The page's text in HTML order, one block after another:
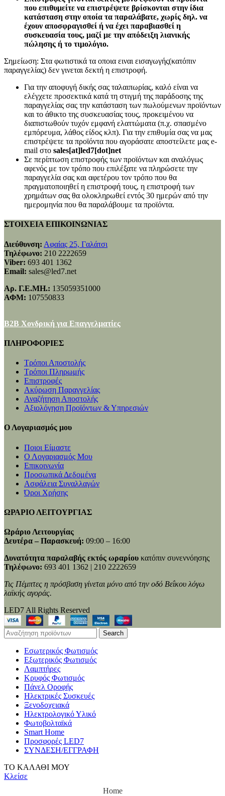
που επιθυμείτε να επιστρέψετε βρίσκονται στην ίδια
κατάσταση στην οποία τα παραλάβατε, χωρίς δηλ. να
έχουν αποσφραγισθεί ή να έχει παραβιασθεί η
συσκευασία τους, μαζί με την απόδειξη λιανικής
πώλησης ή το τιμολόγιο.
Σημείωση: Στα φωτιστικά τα οποια ειναι εισαγωγής(κατόπιν
παραγγελίας) δεν γινεται δεκτή η επιστροφή.
Για την αποφυγή δικής σας ταλαιπωρίας, καλό είναι να
ελέγχετε προσεκτικά κατά τη στιγμή της παράδοσης της
παραγγελίας σας την κατάσταση των πωλούμενων προϊόντων
και το άθικτο της συσκευασίας τους, προκειμένου να
διαπιστωθούν τυχόν εμφανή ελαττώματα (π.χ. σπασμένο
εμπόρευμα, λάθος είδος κλπ). Για την επιθυμία σας να μας
επιστρέψετε τα προϊόντα που αγοράσατε αποστείλετε μας e-
mail στο sales[at]led7[dot]net
Σε περίπτωση επιστροφής των προϊόντων και αναλόγως
αφενός με τον τρόπο που επιλέξατε να πληρώσετε την
παραγγελία σας και αφετέρου τον τρόπο που θα
πραγματοποιηθεί η επιστροφή τους, η επιστροφή των
χρημάτων σας θα ολοκληρωθεί εντός 30 ημερών από την
ημερομηνία που θα παραλάβουμε τα προϊόντα.
ΣΤΟΙΧΕΙΑ ΕΠΙΚΟΙΝΩΝΙΑΣ
Διεύθυνση: Αφαίας 25, Γαλάτσι
Τηλέφωνο: 210 2222659
Viber: 693 401 1362
Email: sales@led7.net
Αρ. Γ.Ε.ΜΗ.: 135059351000
ΑΦΜ: 107550833
B2B Χονδρική για Επαγγελματίες
ΠΛΗΡΟΦΟΡΙΕΣ
Τρόποι Αποστολής
Τρόποι Πληρωμής
Επιστροφές
Ακύρωση Παραγγελίας
Αναζήτηση Αποστολής
Αξιολόγηση Προϊόντων & Υπηρεσιών
Ο Λογαριασμός μου
Ποιοι Είμαστε
Ο Λογαριασμός Μου
Επικοινωνία
Προσωπικά Δεδομένα
Ασφάλεια Συναλλαγών
Όροι Χρήσης
ΩΡΑΡΙΟ ΛΕΙΤΟΥΡΓΙΑΣ
Ωράριο Λειτουργίας
Δευτέρα – Παρασκευή: 09:00 – 16:00
Δυνατότητα παραλαβής εκτός ωραρίου κατόπιν συνεννόησης
Τηλέφωνο: 693 401 1362 | 210 2222659
Τις Πέμπτες η πρόσβαση γίνεται μόνο από την οδό Βεΐκου λόγω
λαϊκής αγοράς.
LED7 All Rights Reserved
Search
Εσωτερικός Φωτισμός
Εξωτερικός Φωτισμός
Λαμπτήρες
Κρυφός Φωτισμός
Πάνελ Οροφής
Ηλεκτρικές Συσκευές
Ξενοδοχειακά
Ηλεκτρολογικό Υλικό
Φωτοβολταϊκά
Smart Home
Προσφορές LED7
ΣΥΝΔΕΣΗ/ΕΓΓΡΑΦΗ
ΤΟ ΚΑΛΑΘΙ ΜΟΥ
Κλείσε
Home